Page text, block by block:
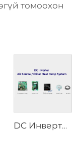
томоохон
DC Инвертор газар/шинжилгээний цахилгаан насосын бодлого